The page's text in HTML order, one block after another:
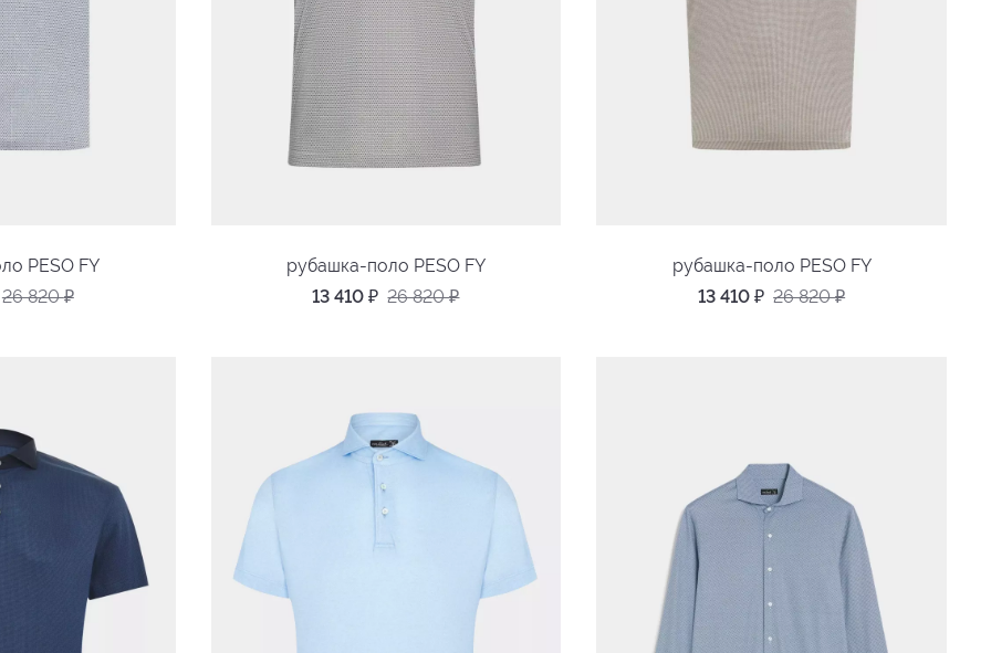
PESO FY
26 820₽
рубашка-поло PESO FY
13 410₽ 26 820₽
рубашка-поло PESO FY
13 410₽ 26 820₽